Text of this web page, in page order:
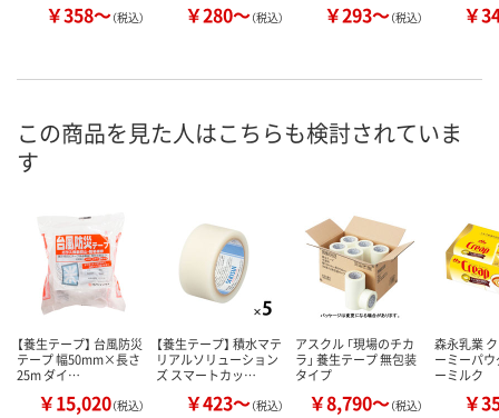
￥358～（税込） ￥280～（税込） ￥293～（税込） ￥
この商品を見た人はこちらも検討されていま
す
【養生テープ】 台風防災
テープ 幅50mm×長さ
25m ダイ…
￥15,020（税込）
【養生テープ】 積水マテ
リアルソリューション
ズ スマートカッ…
￥423～（税込）
アスクル 「現場のチカ
ラ」 養生テープ 無包装
タイプ
￥8,790～（税込）
森永乳業
ーミーパ
ーミルク
￥